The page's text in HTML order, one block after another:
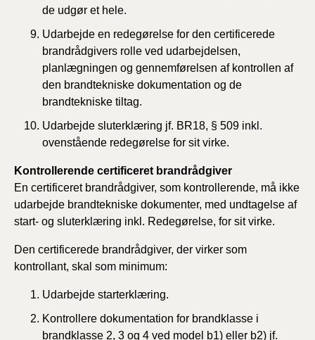
de udgør et hele.
Udarbejde en redegørelse for den certificerede
brandrådgivers rolle ved udarbejdelsen,
planlægningen og gennemførelsen af kontrollen af
den brandtekniske dokumentation og de
brandtekniske tiltag.
Udarbejde sluterklæring jf. BR18, § 509 inkl.
ovenstående redegørelse for sit virke.
Kontrollerende certificeret brandrådgiver
En certificeret brandrådgiver, som kontrollerende, må ikke
udarbejde brandtekniske dokumenter, med undtagelse af
start- og sluterklæring inkl. Redegørelse, for sit virke.
Den certificerede brandrådgiver, der virker som
kontrollant, skal som minimum:
Udarbejde starterklæring.
Kontrollere dokumentation for brandklasse i
brandklasse 2, 3 og 4 ved model b1) eller b2) jf.